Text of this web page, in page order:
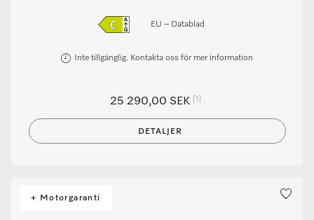
EU – Datablad
Inte tillgänglig. Kontakta oss för mer information
25 290,00 SEK [1]
DETALJER
+ Motorgaranti